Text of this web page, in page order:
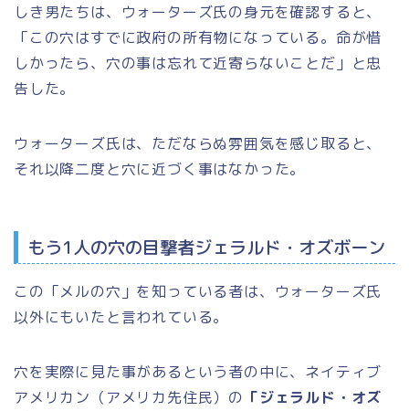
しき男たちは、ウォーターズ氏の身元を確認すると、
「この穴はすでに政府の所有物になっている。命が惜
しかったら、穴の事は忘れて近寄らないことだ」と忠
告した。
ウォーターズ氏は、ただならぬ雰囲気を感じ取ると、
それ以降二度と穴に近づく事はなかった。
もう1人の穴の目撃者ジェラルド・オズボーン
この「メルの穴」を知っている者は、ウォーターズ氏
以外にもいたと言われている。
穴を実際に見た事があるという者の中に、ネイティブ
アメリカン（アメリカ先住民）の 「ジェラルド・オズ